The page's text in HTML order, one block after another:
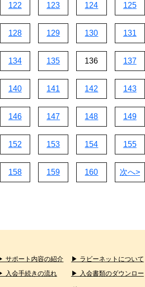
122 123 124 125
128 129 130 131
134 135 136 137
140 141 142 143
146 147 148 149
152 153 154 155
158 159 160 次へ>
サポート内容の紹介
▶ ラビーネットについて
入会手続きの流れ ▶ 入会書類のダウンロー